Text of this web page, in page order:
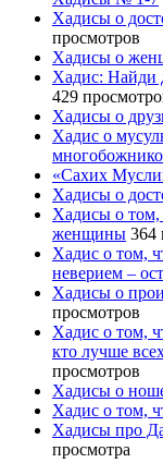
Хадисы о
просмотров
Хадисы о
Хадис: Найди
429
Хадисы о
Хадис о
«Сахих
Хадисы о
Хадисы о том,
женщины 364
Хадис о том,
неверием –
Хадисы о
просмотров
Хадис о том,
кто лучше
просмотров
Хадисы о
Хадис о том,
Хадисы про
просмотра